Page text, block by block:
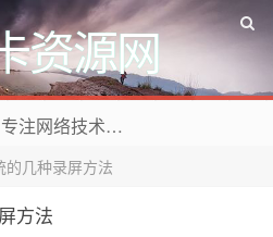
资源网
欢迎来到好人卡资源网，专注网络技术资源收集，我们不仅是网络资源的搬运工，也生产原创资源。寻找资源请留言或关注公众号:烈日下的男人
的几种录屏方法
方法